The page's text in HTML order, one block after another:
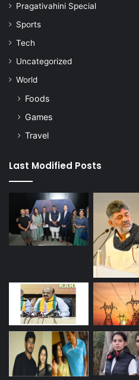
Pragativahini Special
Sports
Tech
Uncategorized
World
Foods
Games
Travel
Last Modified Posts